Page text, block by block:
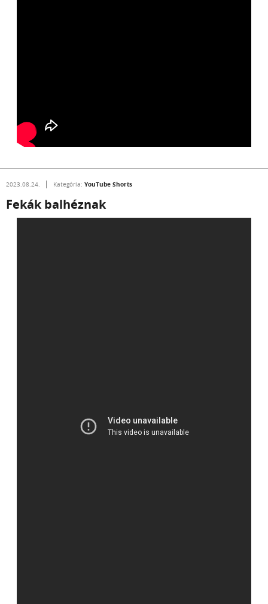
2023.08.24. Kategória: YouTube Shorts
Fekák balhéznak